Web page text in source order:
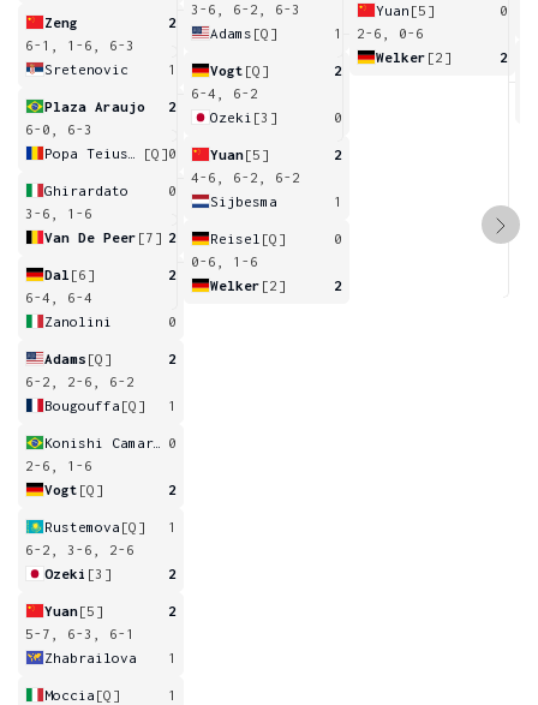
Zeng
2
6-1, 1-6, 6-3
Sretenovic
1
Plaza Araujo
2
6-0, 6-3
[Q]0
Ghirardato
0
3-6, 1-6
Van De Peer [7] 2
Dal [6]
2
6-4, 6-4
Zanolini
0
Adams [Q]
2
6-2, 2-6, 6-2
Bougouffa [Q] 1
0
2-6, 1-6
Vogt [Q] 2
Rustemova [Q]
1
6-2, 3-6, 2-6
Ozeki [3] 2
Yuan[5]
2
5-7, 6-3, 6-1
Zhabrailova
1
Moccia [Q]
1
3-6, 6-2, 6-3
Adams [Q] 1
Vogt [Q]
2
6-4, 6-2
Ozeki [3] 0
Yuan[5]
2
4-6, 6-2, 6-2
Sijbesma
1
Reisel [Q]
0
0-6, 1-6
Welker [2] 2
Yuan [5]
0
2-6, 0-6
Welker [2] 2